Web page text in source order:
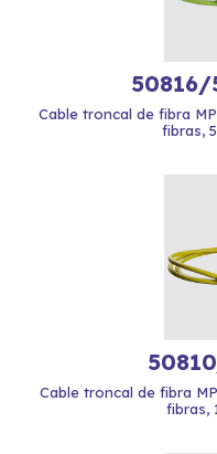
50816/
Cable troncal de fibra
fibras,
Cable troncal de fibra
fibras,